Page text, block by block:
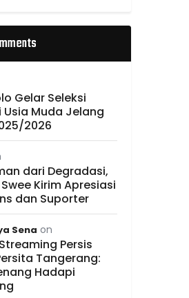
Gelar Seleksi
Muda Jelang
2026
dari Degradasi,
Kirim Apresiasi
dan Suporter
Sena on
Persis
Tangerang:
Hadapi